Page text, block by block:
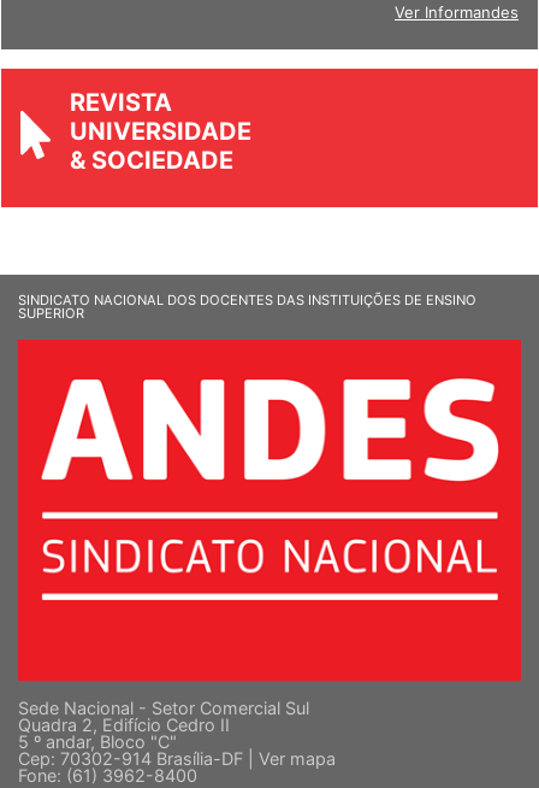
Ver Informandes
REVISTA
UNIVERSIDADE
& SOCIEDADE
SINDICATO NACIONAL DOS DOCENTES DAS INSTITUIÇÕES DE ENSINO
SUPERIOR
Sede Nacional - Setor Comercial Sul
Quadra 2, Edifício Cedro II
5 º andar, Bloco "C"
Cep: 70302-914 Brasília-DF | Ver mapa
Fone: (61) 3962-8400